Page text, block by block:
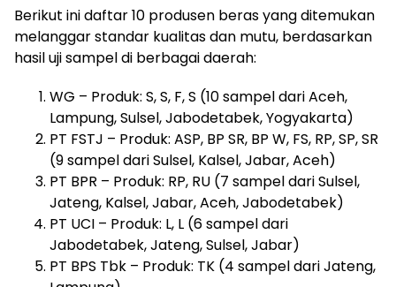
Berikut ini daftar 10 produsen beras yang ditemukan
melanggar standar kualitas dan mutu, berdasarkan
hasil uji sampel di berbagai daerah:
WG – Produk: S, S, F, S (10 sampel dari Aceh,
Lampung, Sulsel, Jabodetabek, Yogyakarta)
PT FSTJ – Produk: ASP, BP SR, BP W, FS, RP, SP, SR
(9 sampel dari Sulsel, Kalsel, Jabar, Aceh)
PT BPR – Produk: RP, RU (7 sampel dari Sulsel,
Jateng, Kalsel, Jabar, Aceh, Jabodetabek)
PT UCI – Produk: L, L (6 sampel dari
Jabodetabek, Jateng, Sulsel, Jabar)
PT BPS Tbk – Produk: TK (4 sampel dari Jateng,